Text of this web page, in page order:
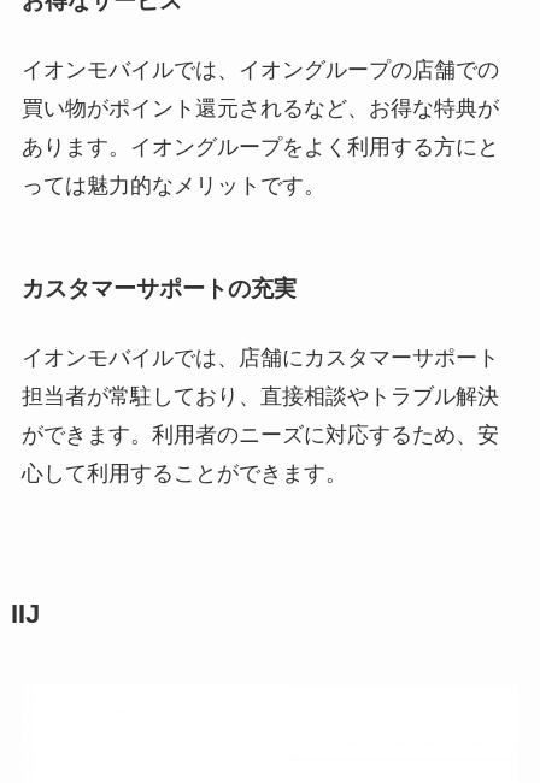
イオンモバイルでは、イオングループの店舗での
買い物がポイント還元されるなど、お得な特典が
あります。イオングループをよく利用する方にと
っては魅力的なメリットです。
カスタマーサポートの充実
イオンモバイルでは、店舗にカスタマーサポート
担当者が常駐しており、直接相談やトラブル解決
ができます。利用者のニーズに対応するため、安
心して利用することができます。
IIJ